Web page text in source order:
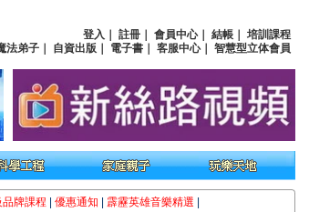
登入 註冊 會員中心｜ 結帳
培訓課程
法弟子
自資出版 電子書 客服中心｜ 智慧型立体會員
品牌課程 優惠通知 霹靂英雄音樂精選